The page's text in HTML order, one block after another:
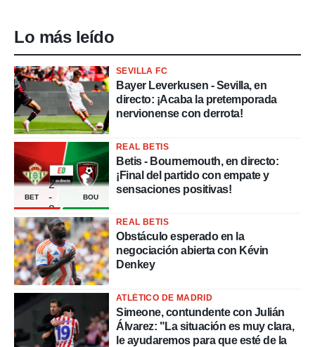
Lo más leído
SEVILLA FC
Bayer Leverkusen - Sevilla, en
directo: ¡Acaba la pretemporada
nervionense con derrota!
BET
2
-
2
BOU
REAL BETIS
Betis - Bournemouth, en directo:
¡Final del partido con empate y
sensaciones positivas!
REAL BETIS
Obstáculo esperado en la
negociación abierta con Kévin
Denkey
ATLÉTICO DE MADRID
Simeone, contundente con Julián
Álvarez: "La situación es muy clara,
le ayudaremos para que esté de la